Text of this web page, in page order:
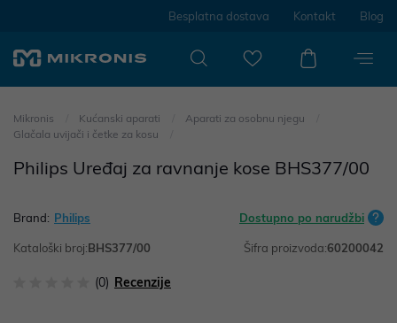
Besplatna dostava Kontakt Blog
Mikronis Kućanski aparati
Aparati za osobnu njegu
Glačala uvijači i četke za kosu
Philips Uređaj za ravnanje kose BHS377/00
Brand: Philips Dostupno po narudžbi
Kataloški broj:BHS377/00 Šifra proizvoda:60200042
(0) Recenzije